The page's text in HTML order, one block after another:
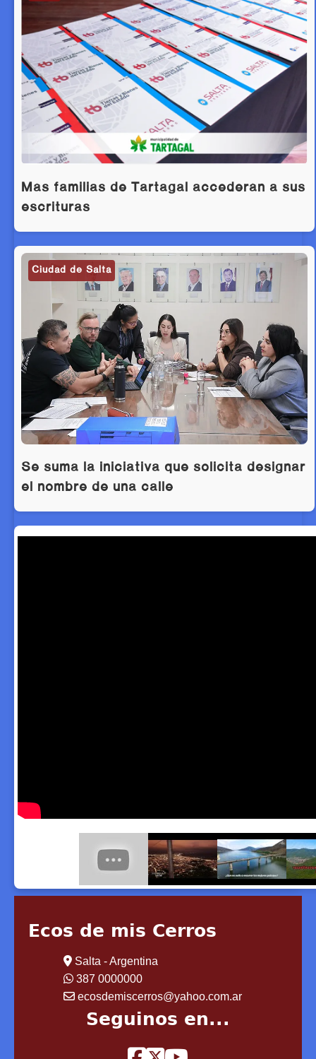
Más familias de Tartagal accederán a sus
escrituras
Ciudad de Salta
Se suma la iniciativa que solicita designar
el nombre de una calle
Ecos de mis Cerros
Salta - Argentina
387 0000000
ecosdemiscerros@yahoo.com.ar
Seguinos en...